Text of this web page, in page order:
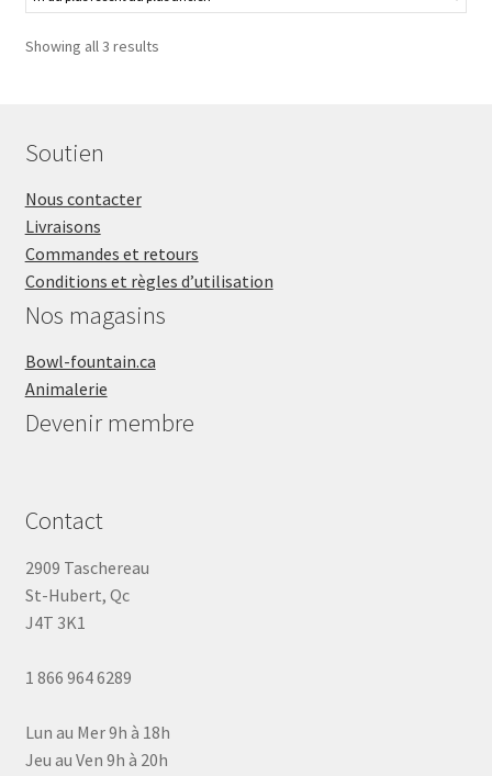
chien
Bergan
Showing all 3 results
Soutien
Nous contacter
Livraisons
Commandes et retours
Conditions et règles d’utilisation
Nos magasins
Bowl-fountain.ca
Animalerie
Devenir membre
Contact
2909 Taschereau
St-Hubert, Qc
J4T 3K1
1 866 964 6289
Lun au Mer 9h à 18h
Jeu au Ven 9h à 20h